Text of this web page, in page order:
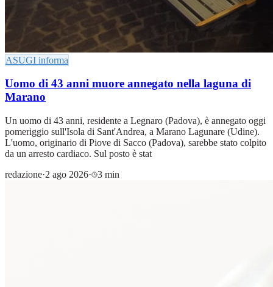
ASUGI informa
Uomo di 43 anni muore annegato nella laguna di
Marano
Un uomo di 43 anni, residente a Legnaro (Padova), è annegato oggi
pomeriggio sull'Isola di Sant'Andrea, a Marano Lagunare (Udine).
L'uomo, originario di Piove di Sacco (Padova), sarebbe stato colpito
da un arresto cardiaco. Sul posto è stat
redazione·2 ago 2026· 3 min